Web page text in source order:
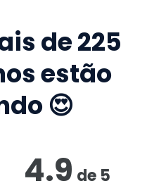
de225
estão
😍
4.9 de 5